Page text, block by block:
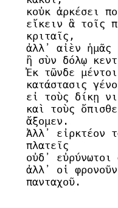
κοὐκ ἀρκέσει
εἴκειν ἃ τοῖς
κριταῖς,
ἀλλ᾽ αἰὲν ἡμᾶς
ἢ σὺν δόλῳ
Ἐκ τῶνδε
κατάστασις
εἰ τοὺς δίκῃ
καὶ τοὺς
ἄξομεν.
Ἀλλ᾽ εἰρκτέον
πλατεῖς
οὐδ᾽ εὐρύνωτοι
ἀλλ᾽ οἱ
πανταχοῦ.